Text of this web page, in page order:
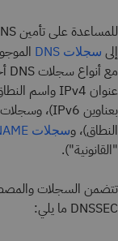
إلى سجلات DNS
النطاق)، وسجلات CNAME
"القانونية").
تتضمن السجلات
DNSSEC ما يلي: